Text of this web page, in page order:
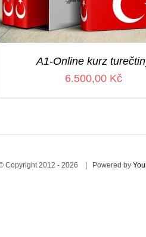
A1-Online kurz
6.500,00 Kč
Copyright 2012 - 2026 | Powered by